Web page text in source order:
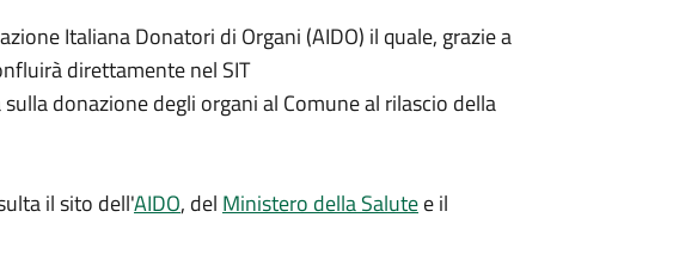
Italiana Donatori di Organi (AIDO) il quale, grazie a
direttamente nel SIT
donazione degli organi al Comune al rilascio della
il sito dell'AIDO, del Ministero della Salutee il